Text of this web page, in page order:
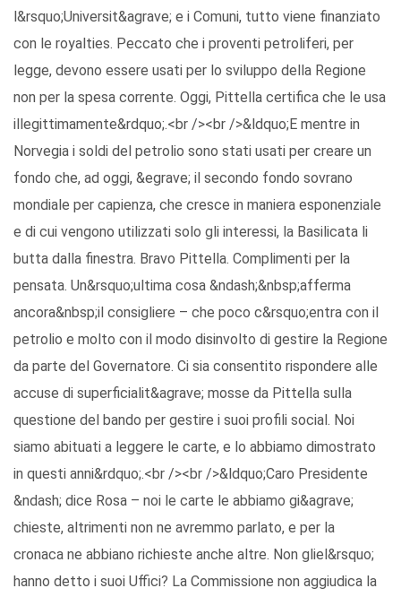
l&rsquo;Universit&agrave; e i Comuni, tutto viene finanziato
con le royalties. Peccato che i proventi petroliferi, per
legge, devono essere usati per lo sviluppo della Regione
non per la spesa corrente. Oggi, Pittella certifica che le usa
illegittimamente&rdquo;.<br /><br />&ldquo;E mentre in
Norvegia i soldi del petrolio sono stati usati per creare un
fondo che, ad oggi, &egrave; il secondo fondo sovrano
mondiale per capienza, che cresce in maniera esponenziale
e di cui vengono utilizzati solo gli interessi, la Basilicata li
butta dalla finestra. Bravo Pittella. Complimenti per la
pensata. Un&rsquo;ultima cosa &ndash;&nbsp;afferma
ancora&nbsp;il consigliere – che poco c&rsquo;entra con il
petrolio e molto con il modo disinvolto di gestire la Regione
da parte del Governatore. Ci sia consentito rispondere alle
accuse di superficialit&agrave; mosse da Pittella sulla
questione del bando per gestire i suoi profili social. Noi
siamo abituati a leggere le carte, e lo abbiamo dimostrato
in questi anni&rdquo;.<br /><br />&ldquo;Caro Presidente
&ndash; dice Rosa – noi le carte le abbiamo gi&agrave;
chieste, altrimenti non ne avremmo parlato, e per la
cronaca ne abbiano richieste anche altre. Non gliel&rsquo;
hanno detto i suoi Uffici? La Commissione non aggiudica la